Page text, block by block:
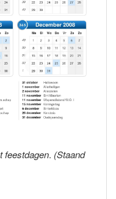
feestdagen. (Staand